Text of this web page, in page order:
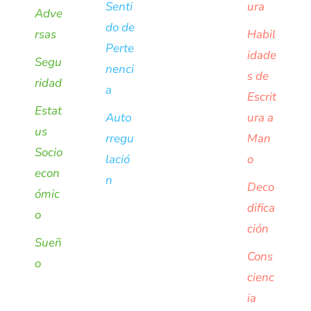
Adve
rsas
Segu
ridad
Estat
us
Socio
econ
ómic
o
Sueñ
o
Senti
do de
Perte
nenci
a
Auto
rregu
lació
n
ura
Habil
idade
s de
Escrit
ura a
Man
o
Deco
difica
ción
Cons
cienc
ia